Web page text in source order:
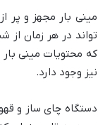
مینی بار مجهز و پر
تواند در هر زمان از
که محتویات مینی
نیز وجود دارد.
دستگاه چای ساز و